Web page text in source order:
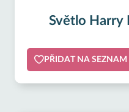
Světlo Harry
PŘIDAT NA SEZNAM